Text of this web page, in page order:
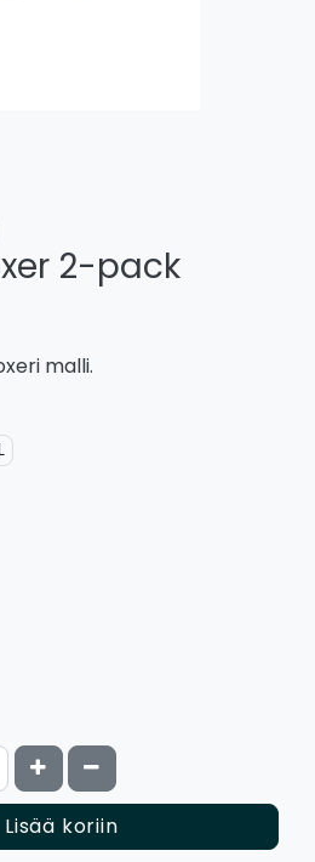
2-pack
malli.
Kasvata määrää
Vähennä määrää
Lisää koriin